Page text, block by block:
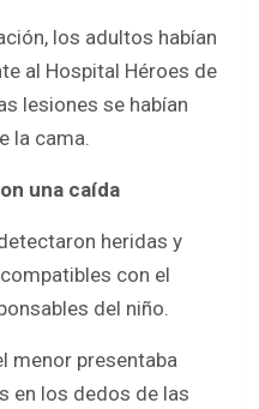
los adultos habían
al Hospital Héroes de
lesiones se habían
la cama.
una caída
heridas y
con el
del niño.
menor presentaba
en los dedos de las